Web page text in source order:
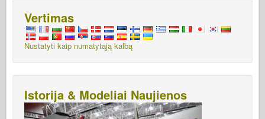
Vertimas
Nustatyti kaip numatytąją kalbą
Istorija & Modeliai Naujienos